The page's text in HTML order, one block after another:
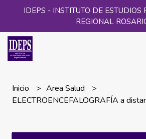
IDEPS - INSTITUTO DE ESTUDIOS
REGIONAL
Inicio
Area Salud
ELECTROENCEFALOGRAFÍA a